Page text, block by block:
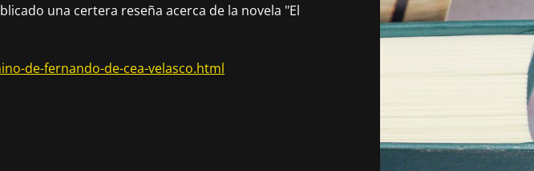
una certera reseña acerca de la novela "El
de-fernando-de-cea-velasco.html